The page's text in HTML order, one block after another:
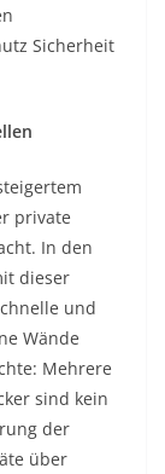
Sicherheit
private
In den
dieser
und
Wände
Mehrere
sind kein
der
über